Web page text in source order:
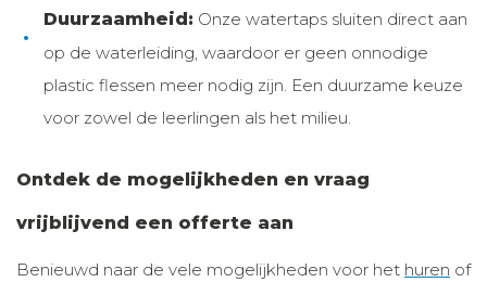
Duurzaamheid: Onze watertaps sluiten direct aan
op de waterleiding, waardoor er geen onnodige
plastic flessen meer nodig zijn. Een duurzame keuze
voor zowel de leerlingen als het milieu.
Ontdek de mogelijkheden en vraag
vrijblijvend een offerte aan
Benieuwd naar de vele mogelijkheden voor het huren of